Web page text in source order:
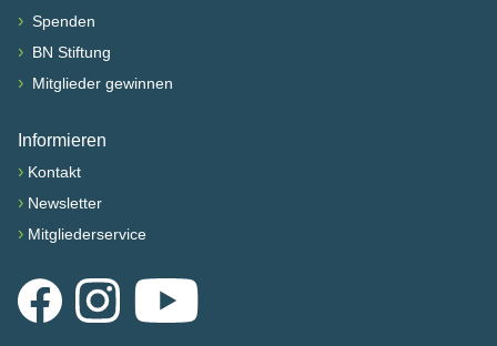
› Spenden
› BN Stiftung
› Mitglieder gewinnen
Informieren
› Kontakt
› Newsletter
› Mitgliederservice
FacebookInstagramYouTube